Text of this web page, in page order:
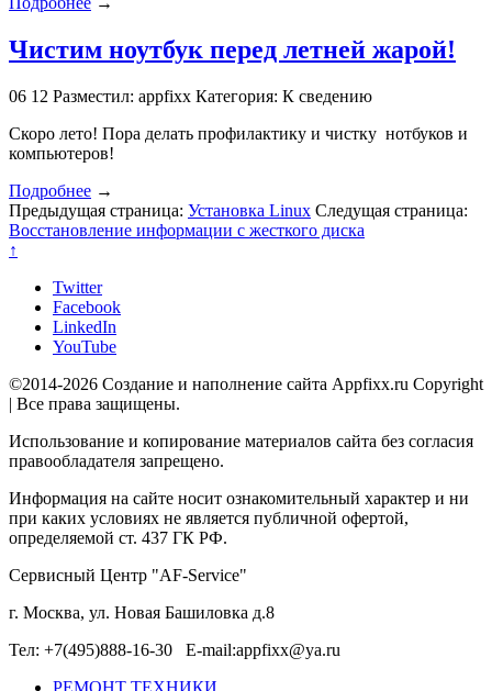
Чистим ноутбук перед летней жарой!
06 12 Разместил: appfixx Категория: К сведению
Скоро лето! Пора делать профилактику и чистку нотбуков и
компьютеров!
Подробнее →
Предыдущая страница: Установка Linux Следущая страница:
Восстановление информации с жесткого диска
↑
Twitter
Facebook
LinkedIn
YouTube
©2014-2026 Создание и наполнение сайта Appfixx.ru Copyright
| Все права защищены.
Использование и копирование материалов сайта без согласия
правообладателя запрещено.
Информация на сайте носит ознакомительный характер и ни
при каких условиях не является публичной офертой,
определяемой ст. 437 ГК РФ.
Сервисный Центр "AF-Service"
г. Москва, ул. Новая Башиловка д.8
Тел: +7(495)888-16-30 E-mail:appfixx@ya.ru
РЕМОНТ ТЕХНИКИ